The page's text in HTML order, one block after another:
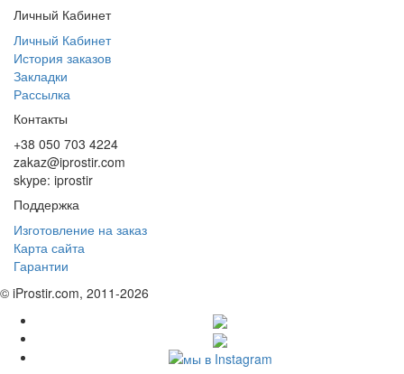
Личный Кабинет
Личный Кабинет
История заказов
Закладки
Рассылка
Контакты
+38 050 703 4224
zakaz@iprostir.com
skype: iprostir
Поддержка
Изготовление на заказ
Карта сайта
Гарантии
© iProstir.com, 2011-2026